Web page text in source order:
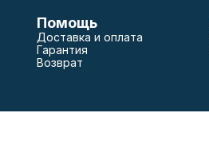
Помощь
Доставка и оплата
Гарантия
Возврат